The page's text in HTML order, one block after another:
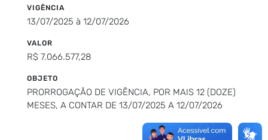
VIGÊNCIA
13/07/2025 à 12/07/2026
VALOR
R$ 7.066.577,28
OBJETO
PRORROGAÇÃO DE VIGÊNCIA, POR MAIS 12 (DOZE)
MESES, A CONTAR DE 13/07/2025 A 12/07/2026